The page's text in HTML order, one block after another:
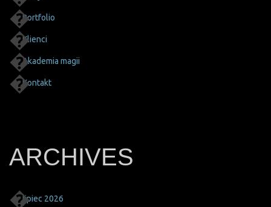
Portfolio
Klienci
Akademia magii
Kontakt
ARCHIVES
lipiec 2026